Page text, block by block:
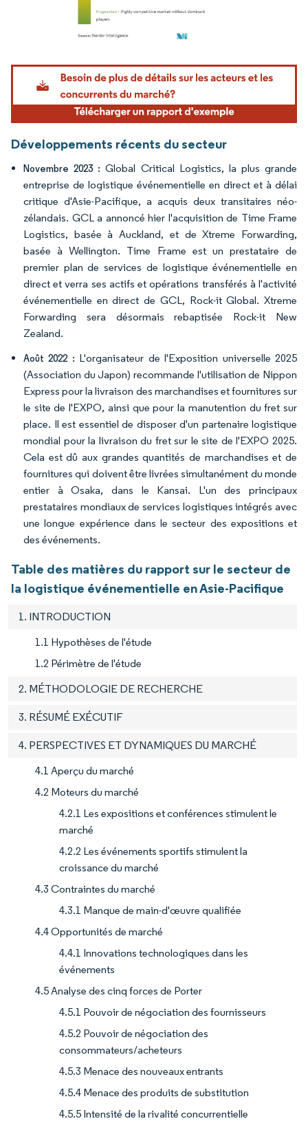
Image © Mordor Intelligence. La réutilisation nécessite une attribution sous CC BY
Développements récents du secteur
Novembre 2023 :Global Critical Logistics, la plus grande
entreprise de logistique événementielle en direct et à délai
critique d'Asie-Pacifique, a acquis deux transitaires néo-
zélandais. GCL a annoncé hier l'acquisition de Time Frame
Logistics, basée à Auckland, et de Xtreme Forwarding,
basée à Wellington. Time Frame est un prestataire de
premier plan de services de logistique événementielle en
direct et verra ses actifs et opérations transférés à l'activité
événementielle en direct de GCL, Rock-it Global. Xtreme
Forwarding sera désormais rebaptisée Rock-it New
Zealand.
Août 2022 : L'organisateur de l'Exposition universelle 2025
(Association du Japon) recommande l'utilisation de Nippon
Express pour la livraison des marchandises et fournitures sur
le site de l'EXPO, ainsi que pour la manutention du fret sur
place. Il est essentiel de disposer d'un partenaire logistique
mondial pour la livraison du fret sur le site de l'EXPO 2025.
Cela est dû aux grandes quantités de marchandises et de
fournitures qui doivent être livrées simultanément du monde
entier à Osaka, dans le Kansai. L'un des principaux
prestataires mondiaux de services logistiques intégrés avec
une longue expérience dans le secteur des expositions et
des événements.
Table des matières du rapport sur le secteur de
la logistique événementielle en Asie-Pacifique
1. INTRODUCTION
1.1 Hypothèses de l'étude
1.2 Périmètre de l'étude
2. MÉTHODOLOGIE DE RECHERCHE
3. RÉSUMÉ EXÉCUTIF
4. PERSPECTIVES ET DYNAMIQUES DU MARCHÉ
4.1 Aperçu du marché
4.2 Moteurs du marché
4.2.1 Les expositions et conférences stimulent le
marché
4.2.2 Les événements sportifs stimulent la
croissance du marché
4.3 Contraintes du marché
4.3.1 Manque de main-d'œuvre qualifiée
4.4 Opportunités de marché
4.4.1 Innovations technologiques dans les
événements
4.5 Analyse des cinq forces de Porter
4.5.1 Pouvoir de négociation des fournisseurs
4.5.2 Pouvoir de négociation des
consommateurs/acheteurs
4.5.3 Menace des nouveaux entrants
4.5.4 Menace des produits de substitution
4.5.5 Intensité de la rivalité concurrentielle